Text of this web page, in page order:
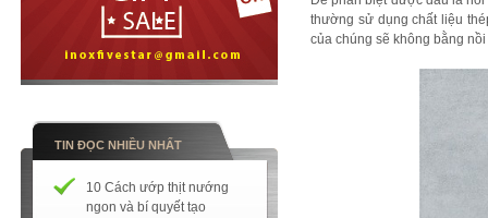
TIN ĐỌC NHIỀU NHẤT
10 Cách ướp thịt nướng
ngon và bí quyết tạo
thường sử dụng chất liệu
của chúng sẽ không bằng